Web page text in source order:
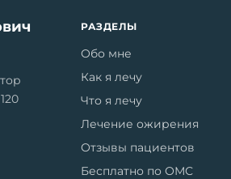
РАЗДЕЛЫ
Обо мне
Как я лечу
Что я лечу
Лечение ожирения
Отзывы пациентов
Бесплатно по ОМС